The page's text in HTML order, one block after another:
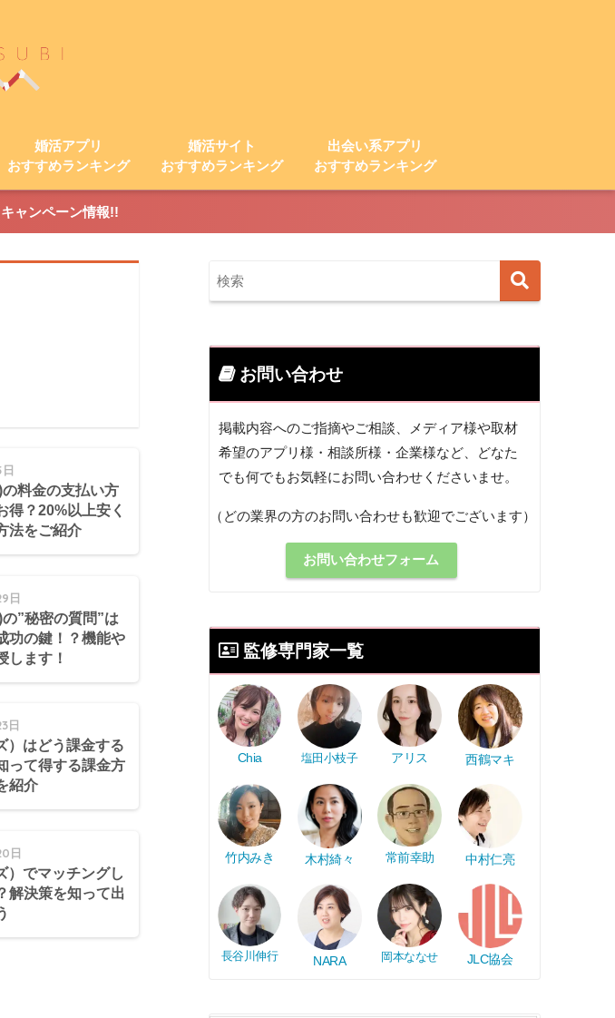
婚活アプリ
おすすめランキング
婚活サイト
おすすめランキング
出会い系アプリ
おすすめランキング
ャンペーン情報!!
料金の支払い方
得？20%以上安く
法をご紹介
日
”秘密の質問”は
功の鍵！？機能や
します！
日
）はどう課金する
って得する課金方
紹介
日
）でマッチングし
解決策を知って出
お問い合わせ
掲載内容へのご指摘やご相談、メディア様や取材
希望のアプリ様・相談所様・企業様など、どなた
でも何でもお気軽にお問い合わせくださいませ。
（どの業界の方のお問い合わせも歓迎でございます）
お問い合わせフォーム
監修専門家一覧
Chia 塩田小枝子 アリス 西鶴マキ
竹内みき 木村綺々 常前幸助 中村仁亮
長谷川伸行 NARA 岡本ななせ JLC協会